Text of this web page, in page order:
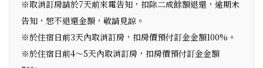
※取消訂房請於7天前來電告知，扣除二成餘額退還，逾期未
告知，恕不退還金額，敬請見諒。
※於住宿日前3天內取消訂房，扣房價預付訂金金額100%。
※於住宿日前4～5天內取消訂房，扣房價預付訂金金額